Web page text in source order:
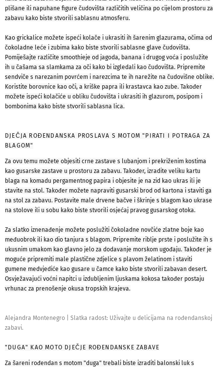
plišane ili napuhane figure čudovišta različitih veličina po cijelom prostoru za
zabavu kako biste stvorili sablasnu atmosferu.
Kao grickalice možete ispeći kolače i ukrasiti ih šarenim glazurama, očima od
čokoladne leće i zubima kako biste stvorili sablasne glave čudovišta.
Pomiješajte različite smoothieje od jagoda, banana i drugog voća i poslužite
ih u čašama sa slamkama za oči kako bi izgledali kao čudovišta. Pripremite
sendviče s narezanim povrćem i narezcima te ih narežite na čudovišne oblike.
Koristite borovnice kao oči, a kriške papra ili krastavca kao zube. Također
možete ispeći kolačiće u obliku čudovišta i ukrasiti ih glazurom, posipom i
bombonima kako biste stvorili sablasna lica.
DJEČJA ROĐENDANSKA PROSLAVA S MOTOM "PIRATI I POTRAGA ZA
BLAGOM"
Za ovu temu možete objesiti crne zastave s lubanjom i prekriženim kostima
kao gusarske zastave u prostoru za zabavu. Također, izradite veliku kartu
blaga na komadu pergamentnog papira i objesite je na zid kao ukras ili je
stavite na stol. Također možete napraviti gusarski brod od kartona i staviti ga
na stol za zabavu. Postavite male drvene bačve i škrinje s blagom kao ukrase
na stolove ili u sobu kako biste stvorili osjećaj pravog gusarskog otoka.
Za slatko iznenađenje možete poslužiti čokoladne novčiće zlatne boje kao
međuobrok ili kao dio tanjura s blagom. Pripremite riblje prste i poslužite ih s
ukusnim umakom kao glavno jelo za dodavanje morskom ugođaju. Također je
moguće pripremiti male plastične zdjelice s plavom želatinom i staviti
gumene medvjediće kao gusare u čamce kako biste stvorili zabavan desert.
Osvježavajući voćni napitci u izdubljenim ljuskama kokosa također postaju
vrhunac za prenošenje okusa tropskih krajeva.
Alejandra Montenegro
Slatka radost: Uživajte u delicijama na rođendanskoj
zabavi.
"DUGA" KAO MOTO DJEČJE ROĐENDANSKE ZABAVE
Za šareni rođendan s motom "duga" trebali biste izraditi balonski luk s